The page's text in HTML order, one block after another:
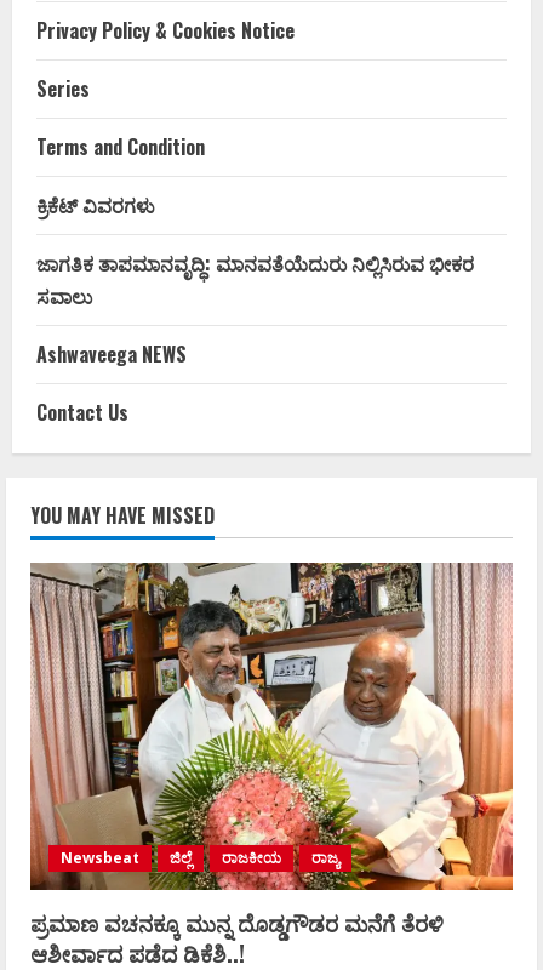
Privacy Policy & Cookies Notice
Series
Terms and Condition
ಕ್ರಿಕೆಟ್ ವಿವರಗಳು
ಜಾಗತಿಕ ತಾಪಮಾನವೃದ್ಧಿ: ಮಾನವತೆಯೆದುರು ನಿಲ್ಲಿಸಿರುವ ಭೀಕರ
ಸವಾಲು
Ashwaveega NEWS
Contact Us
YOU MAY HAVE MISSED
Newsbeat ಜಿಲ್ಲೆ ರಾಜಕೀಯ ರಾಜ್ಯ
ಪ್ರಮಾಣ ವಚನಕ್ಕೂ ಮುನ್ನ ದೊಡ್ಡಗೌಡರ ಮನೆಗೆ ತೆರಳಿ
ಆಶೀರ್ವಾದ ಪಡೆದ ಡಿಕೆಶಿ..!